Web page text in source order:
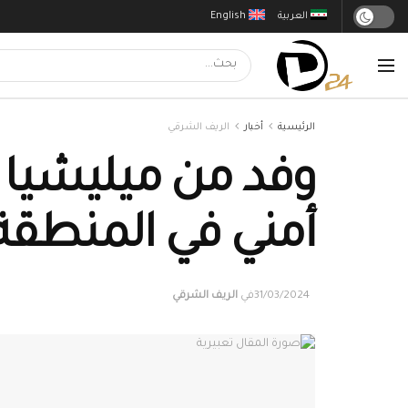
English العربية
الرئيسية أخبار الريف الشرقي
وفد من
أمني في
31/03/2024في الريف الشرقي